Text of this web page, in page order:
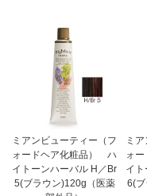
ミアンビューティー（フ
ォードヘア化粧品） ハ
イトーンハーバル H／Br
5(ブラウン)120g（医薬
ミ
ォ
イ
6(